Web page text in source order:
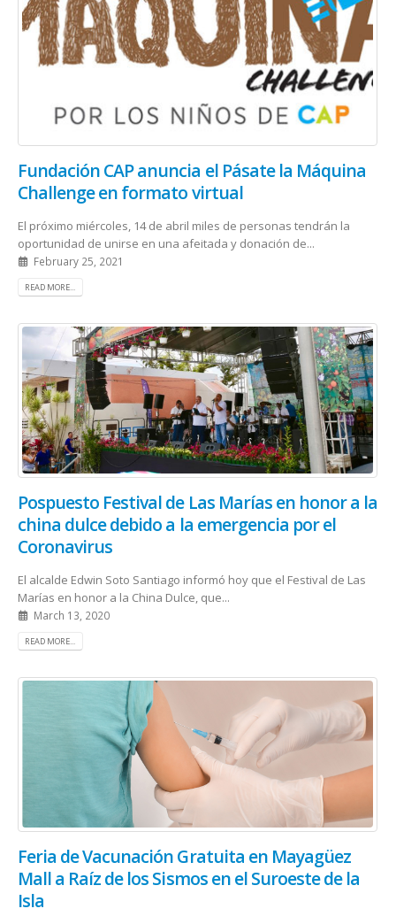
Fundación CAP anuncia el Pásate la Máquina
Challenge en formato virtual
El próximo miércoles, 14 de abril miles de personas tendrán la
oportunidad de unirse en una afeitada y donación de...
February 25, 2021
READ MORE...
Pospuesto Festival de Las Marías en honor a la
china dulce debido a la emergencia por el
Coronavirus
El alcalde Edwin Soto Santiago informó hoy que el Festival de Las
Marías en honor a la China Dulce, que...
March 13, 2020
READ MORE...
Feria de Vacunación Gratuita en Mayagüez
Mall a Raíz de los Sismos en el Suroeste de la
Isla